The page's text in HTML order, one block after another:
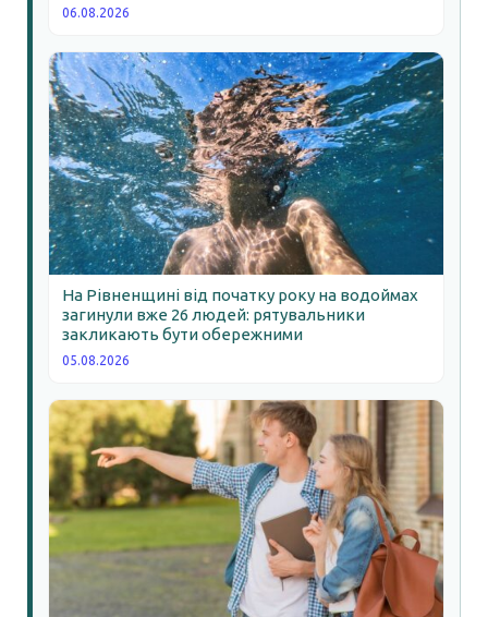
06.08.2026
На Рівненщині від початку року на водоймах
загинули вже 26 людей: рятувальники
закликають бути обережними
05.08.2026